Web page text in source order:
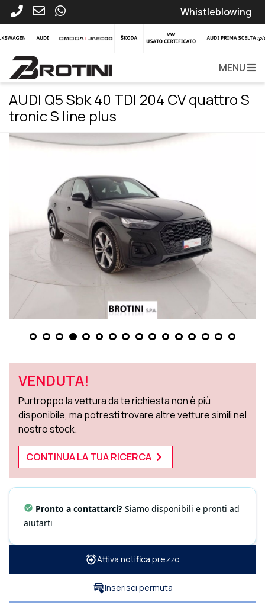
Whistleblowing
MENU
AUDI Q5 Sbk 40 TDI 204 CV quattro S
tronic S line plus
VENDUTA!
Purtroppo la vettura da te richiesta non è più
disponibile, ma potresti trovare altre vetture simili nel
nostro stock.
CONTINUA LA TUA RICERCA
Pronto a contattarci? Siamo disponibili e pronti ad
aiutarti
Attiva notifica prezzo
Inserisci permuta